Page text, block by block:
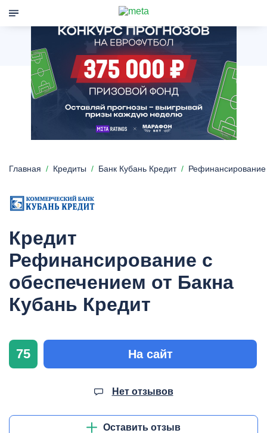
Главная Кредиты Банк Кубань Кредит
Кредит
Рефинансирование с
обеспечением от Бакна
Кубань Кредит
75 На сайт
Нет отзывов
Оставить отзыв